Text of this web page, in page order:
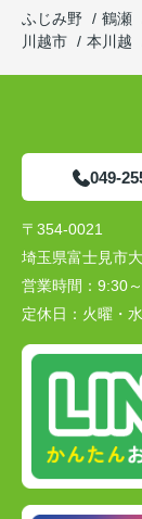
ふじみ野
鶴瀬
川越市
本川越
049-
〒354-0021
埼玉県富士見市
営業時間： 9:30
定休日： 火曜・